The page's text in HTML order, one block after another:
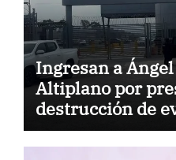
Ingresan a
Altiplano por
destrucción de
Ayotzinapa